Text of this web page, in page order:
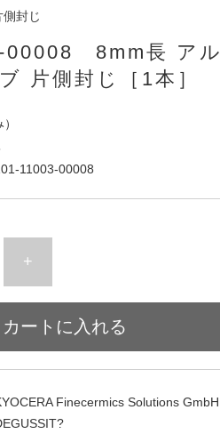
封じ
00008 8mm長 アル
片側封じ［1本］
11003-00008
+
カートに入れる
Finecermics Solutions GmbH